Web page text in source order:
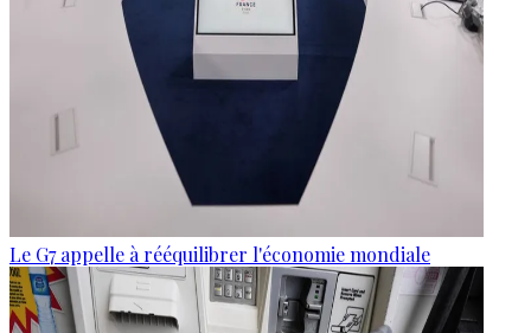
Le G7 appelle à rééquilibrer l'économie mondiale